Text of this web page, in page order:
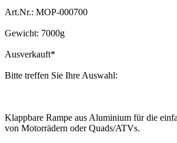
Art.Nr.: MOP-000700
Gewicht: 7000g
Ausverkauft*
Bitte treffen Sie Ihre Auswahl:
Klappbare Rampe aus Aluminium für die
von Motorrädern oder Quads/ATVs.